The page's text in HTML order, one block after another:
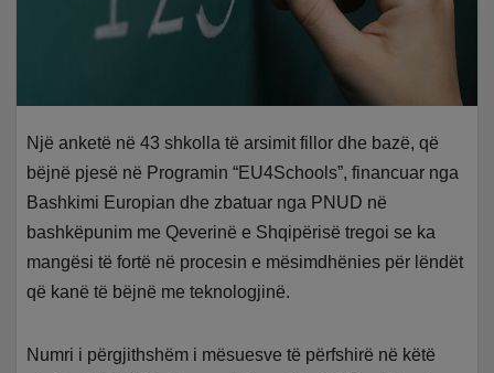
Një anketë në 43 shkolla të arsimit fillor dhe bazë, që
bëjnë pjesë në Programin “EU4Schools”, financuar nga
Bashkimi Europian dhe zbatuar nga PNUD në
bashkëpunim me Qeverinë e Shqipërisë tregoi se ka
mangësi të fortë në procesin e mësimdhënies për lëndët
që kanë të bëjnë me teknologjinë.
Numri i përgjithshëm i mësuesve të përfshirë në këtë